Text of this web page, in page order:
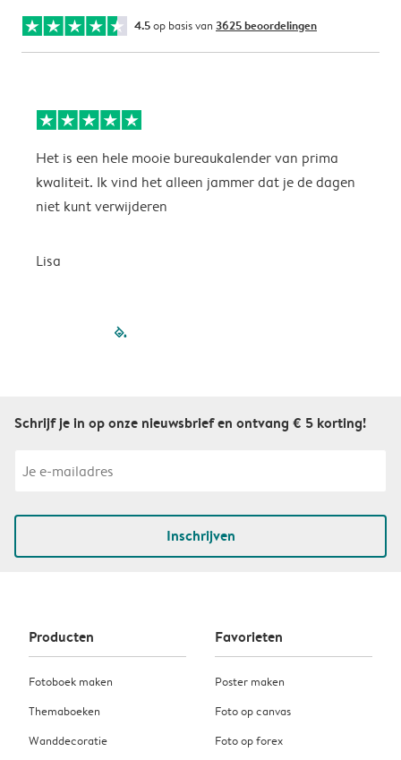
4.5op basis van 3625 beoordelingen
Het is een hele mooie bureaukalender van prima
kwaliteit. Ik vind het alleen jammer dat je de dagen
niet kunt verwijderen
Lisa
filled-pagination
Schrijf je in op onze nieuwsbrief en ontvang € 5 korting!
Inschrijven
Producten
Fotoboek maken
Themaboeken
Wanddecoratie
Favorieten
Poster maken
Foto op canvas
Foto op forex